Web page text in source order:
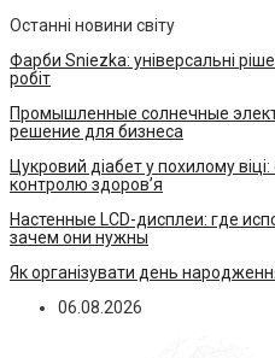
Останні новини світу
Фарби Sniezka: універсальні
робіт
Промышленные солнечные
решение для бизнеса
Цукровий діабет у похилому
контролю здоров’я
Настенные LCD-дисплеи: где
зачем они нужны
Як організувати день
06.08.2026